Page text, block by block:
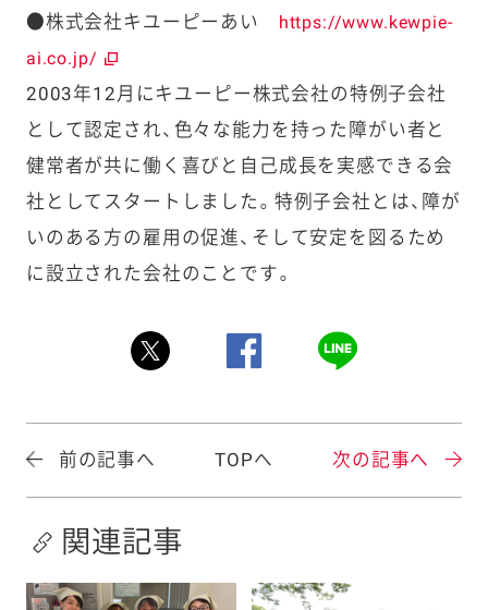
●株式会社キユーピーあい
https://www.kewpie-
ai.co.jp/
2003年12月にキユーピー株式会社の特例子会社
として認定され、色々な能力を持った障がい者と
健常者が共に働く喜びと自己成長を実感できる会
社としてスタートしました。特例子会社とは、障が
いのある方の雇用の促進、そして安定を図るため
に設立された会社のことです。
前の記事へ TOPへ 次の記事へ
関連記事